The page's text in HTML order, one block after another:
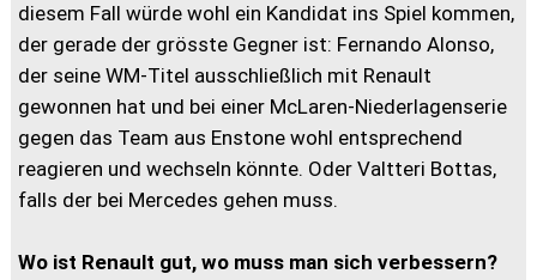
diesem Fall würde wohl ein Kandidat ins Spiel kommen,
der gerade der grösste Gegner ist: Fernando Alonso,
der seine WM-Titel ausschließlich mit Renault
gewonnen hat und bei einer McLaren-Niederlagenserie
gegen das Team aus Enstone wohl entsprechend
reagieren und wechseln könnte. Oder Valtteri Bottas,
falls der bei Mercedes gehen muss.
Wo ist Renault gut, wo muss man sich verbessern?